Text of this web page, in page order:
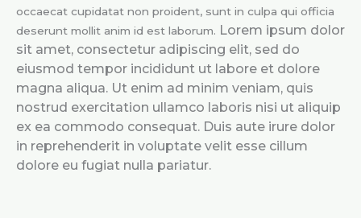
occaecat cupidatat non proident, sunt in culpa qui officia
deserunt mollit anim id est laborum. Lorem ipsum dolor
sit amet, consectetur adipiscing elit, sed do
eiusmod tempor incididunt ut labore et dolore
magna aliqua. Ut enim ad minim veniam, quis
nostrud exercitation ullamco laboris nisi ut aliquip
ex ea commodo consequat. Duis aute irure dolor
in reprehenderit in voluptate velit esse cillum
dolore eu fugiat nulla pariatur.